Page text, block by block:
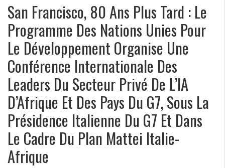
San Francisco, 80 Ans Plus Tard : Le
Programme Des Nations Unies Pour
Le Développement Organise Une
Conférence Internationale Des
Leaders Du Secteur Privé De L’IA
D’Afrique Et Des Pays Du G7, Sous La
Présidence Italienne Du G7 Et Dans
Le Cadre Du Plan Mattei Italie-
Afrique